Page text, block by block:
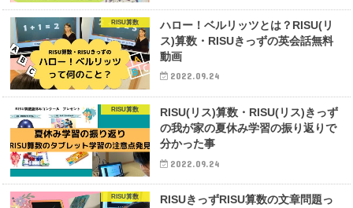
RISU算数
ハロー！ベルリッツとは？RISU(リ
ス)算数・RISUきっずの英会話無料
動画
2022.09.24
RISU算数
RISU(リス)算数・RISU(リス)きっず
の我が家の夏休み学習の振り返りで
分かった事
2022.09.24
RISU算数
RISUきっずRISU算数の文章問題っ